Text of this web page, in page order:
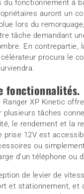
du fonctionnement à
auront un
lors du
tâche demandant
En contrepartie,
procura le
fonctionnalités.
XP Kinetic
plusieurs tâches
le rendement et la
prise 12V est
ou
d’un téléphone ou
de levier de
et stationnement, et